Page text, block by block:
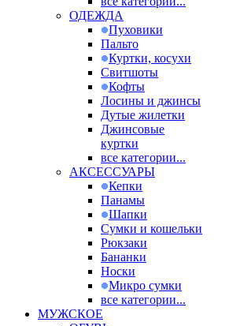
ОДЕЖДА
Пуховики
Пальто
Куртки, косухи
Свитшоты
Кофты
Лосины и джинсы
Дутые жилетки
Джинсовые
куртки
все категории...
АКСЕССУАРЫ
Кепки
Панамы
Шапки
Сумки и кошельки
Рюкзаки
Бананки
Носки
Микро сумки
все категории...
МУЖСКОЕ